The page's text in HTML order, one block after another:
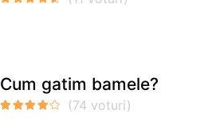
Cum gatim bamele?